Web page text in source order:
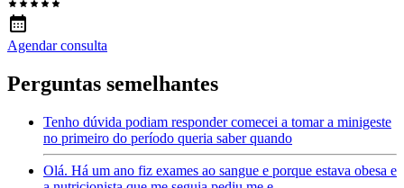
Agendar consulta
Perguntas semelhantes
Tenho dúvida podiam responder comecei a tomar a minigeste
no primeiro do período queria saber quando
Olá. Há um ano fiz exames ao sangue e porque estava obesa e